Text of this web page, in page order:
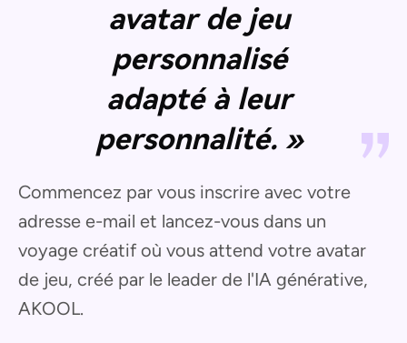
avatar de jeu
personnalisé
adapté à leur
personnalité. »
Commencez par vous inscrire avec votre
adresse e-mail et lancez-vous dans un
voyage créatif où vous attend votre avatar
de jeu, créé par le leader de l'IA générative,
AKOOL.